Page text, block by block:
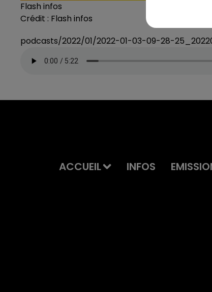
Flash infos
Crédit : Flash infos
podcasts/2022/01/2022-01-03-09-28-
ACCUEIL INFOS